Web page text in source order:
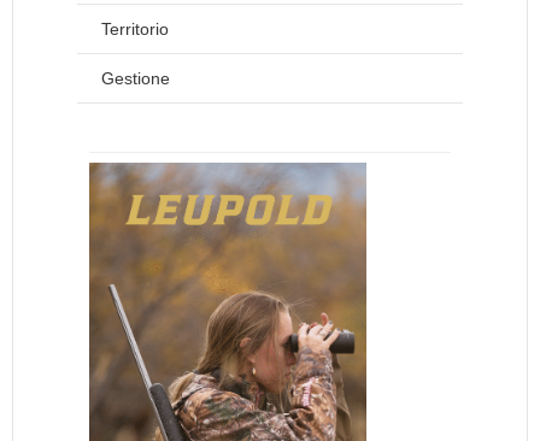
Territorio
Gestione